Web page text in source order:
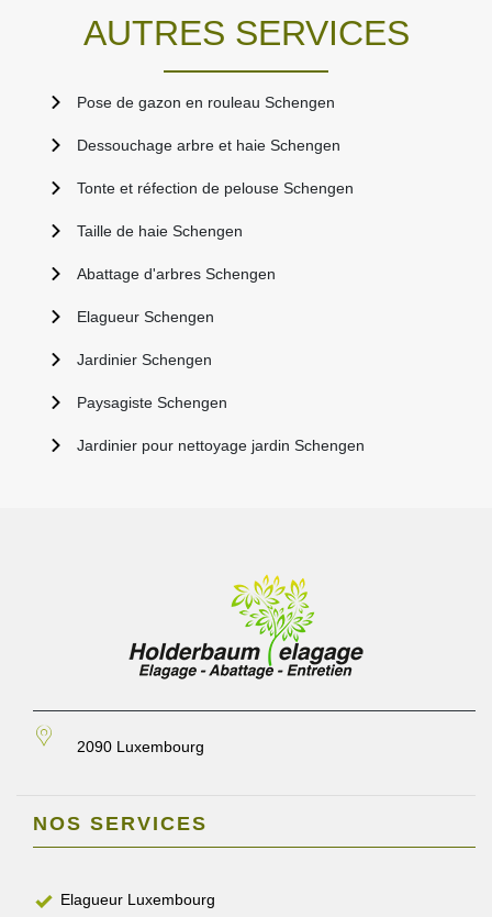
AUTRES SERVICES
Pose de gazon en rouleau Schengen
Dessouchage arbre et haie Schengen
Tonte et réfection de pelouse Schengen
Taille de haie Schengen
Abattage d'arbres Schengen
Elagueur Schengen
Jardinier Schengen
Paysagiste Schengen
Jardinier pour nettoyage jardin Schengen
2090 Luxembourg
NOS SERVICES
Elagueur Luxembourg